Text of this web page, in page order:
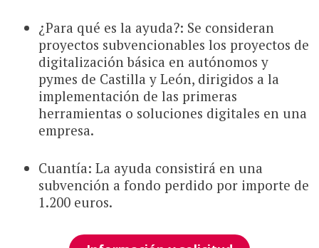
¿Para qué es la ayuda?: Se consideran
proyectos subvencionables los proyectos de
digitalización básica en autónomos y
pymes de Castilla y León, dirigidos a la
implementación de las primeras
herramientas o soluciones digitales en una
empresa.
Cuantía: La ayuda consistirá en una
subvención a fondo perdido por importe de
1.200 euros.